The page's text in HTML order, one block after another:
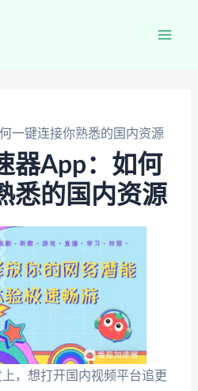
一键连接你熟悉的国内资源
器App：如何
悉的国内资源
，想打开国内视频平台追更